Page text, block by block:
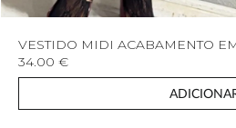
VESTIDO MIDI ACABAMENTO
34.00 €